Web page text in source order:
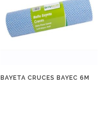
BAYETA CRUCES BAYEC 6M